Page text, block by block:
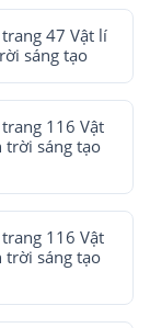
47 Vật lí
sáng tạo
116 Vật
trời sáng tạo
116 Vật
trời sáng tạo